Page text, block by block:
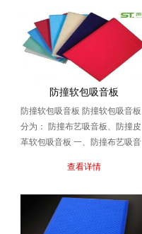
防撞软包吸音板
防撞软包吸音板 防撞软包吸音板
分为： 防撞布艺吸音板、防撞皮
革软包吸音板 一、防撞布艺吸音
系数高、对低、中、...
查看详情